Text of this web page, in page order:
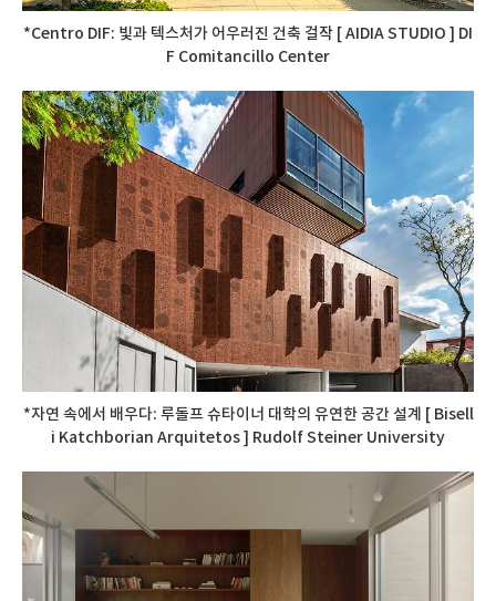
*Centro DIF: 빛과 텍스처가 어우러진 건축 걸작 [ AIDIA STUDIO ] DI
F Comitancillo Center
*자연 속에서 배우다: 루돌프 슈타이너 대학의 유연한 공간 설계 [ Bisell
i Katchborian Arquitetos ] Rudolf Steiner University